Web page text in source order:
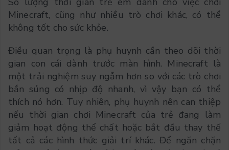
Minecraft, cũng như nhiều trò chơi khác, có thể
không tốt cho sức khỏe.
Điều quan trọng là phụ huynh cần theo dõi thời
gian con cái dành trước màn hình. Minecraft là
một trải nghiệm suy ngẫm hơn so với các trò chơi
bắn súng có nhịp độ nhanh, vì vậy bạn có thể
thích nó hơn. Tuy nhiên, phụ huynh nên can thiệp
nếu thời gian chơi Minecraft của trẻ đang làm
giảm hoạt động thể chất hoặc bắt đầu thay thế
tất cả các hình thức giải trí khác. Để ngăn chặn